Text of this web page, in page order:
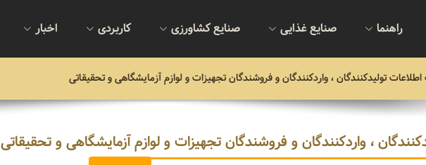
راهنما صنایع غذایی صنایع کشاورزی کاربردی اخبار
اطلاعات تولیدکنندگان ، واردکنندگان و فروشندگان تجهیزات و لوازم آزمایشگاهی و تحقیقاتی
، واردکنندگان و فروشندگان تجهیزات و لوازم آزمایشگاهی و تحقیقاتی